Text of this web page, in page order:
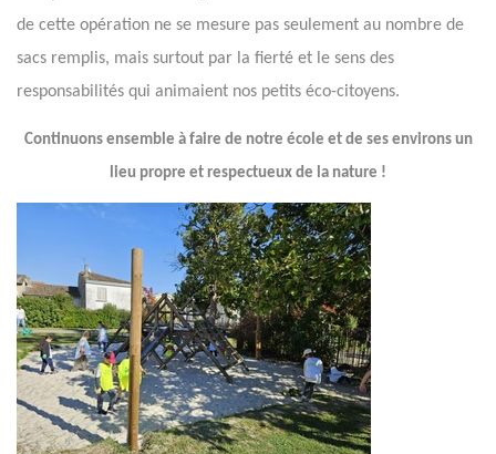
de cette opération ne se mesure pas seulement au nombre de
sacs remplis, mais surtout par la fierté et le sens des
responsabilités qui animaient nos petits éco-citoyens.
Continuons ensemble à faire de notre école et de ses environs un
lieu propre et respectueux de la nature !